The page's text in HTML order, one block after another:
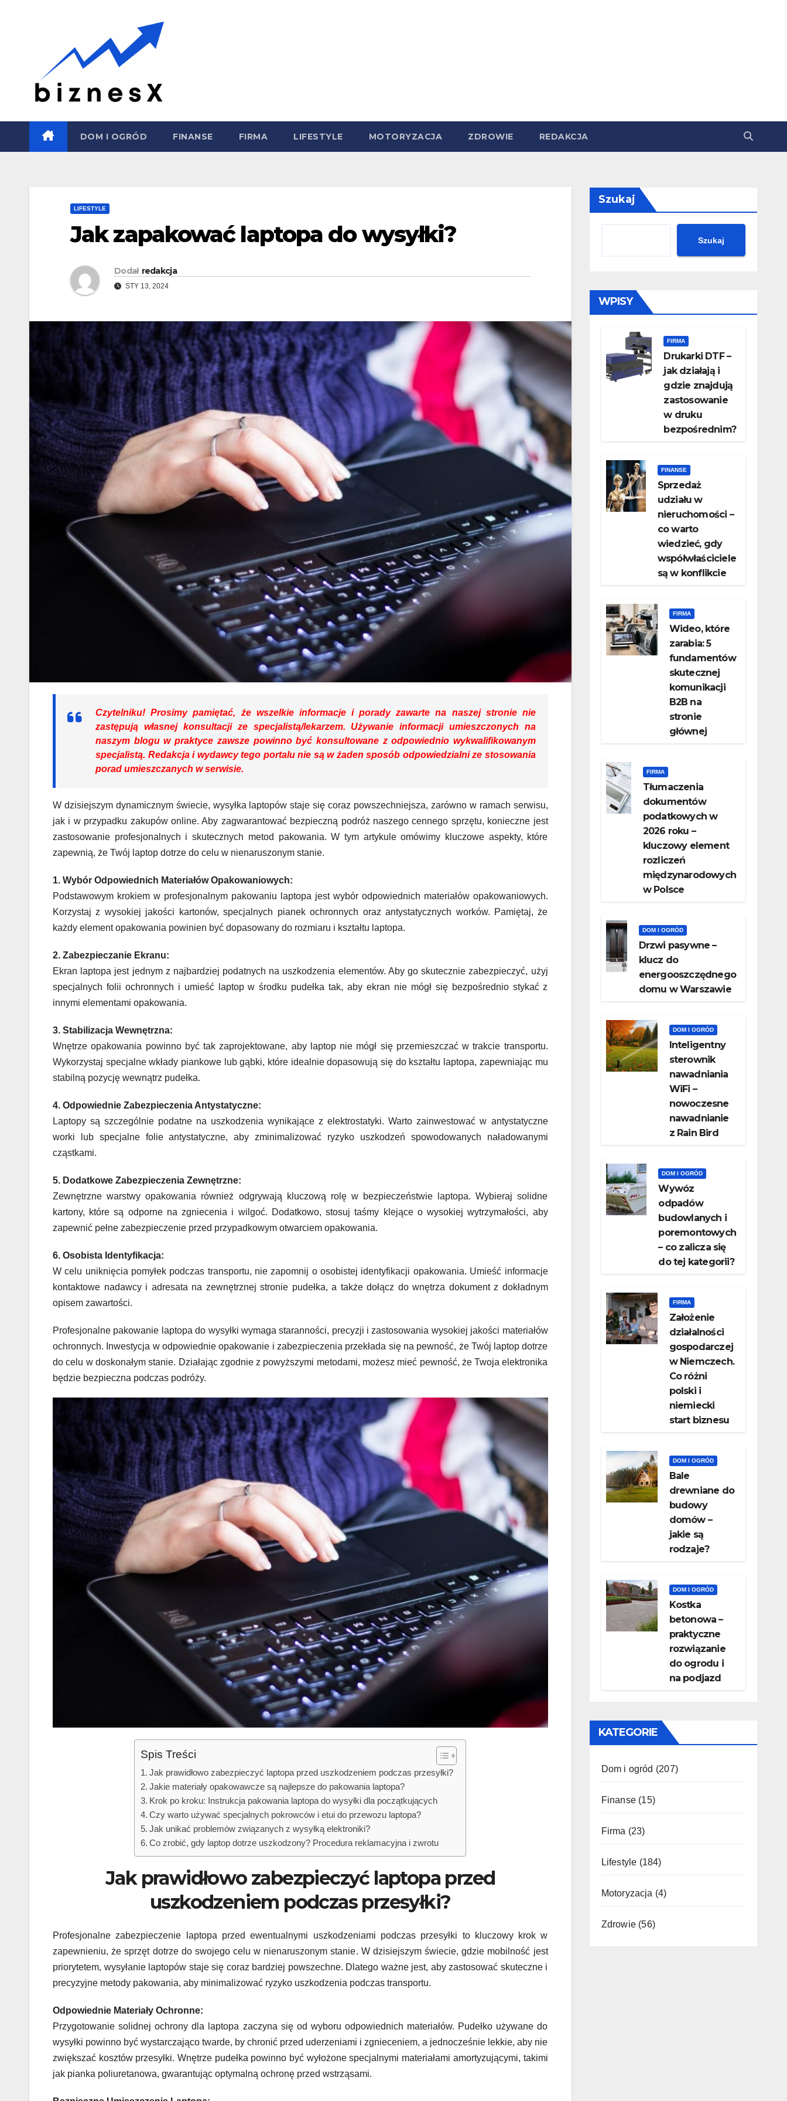
DOM I OGRÓD FINANSE FIRMA LIFESTYLE MOTORYZACJA ZDROWIE REDAKCJA
LIFESTYLE
Jak zapakować laptopa do wysyłki?
Dodał redakcja
STY 13, 2024
Czytelniku! Prosimy pamiętać, że wszelkie informacje i porady zawarte na naszej stronie nie
zastępują własnej konsultacji ze specjalistą/lekarzem. Używanie informacji umieszczonych na
naszym blogu w praktyce zawsze powinno być konsultowane z odpowiednio wykwalifikowanym
specjalistą. Redakcja i wydawcy tego portalu nie są w żaden sposób odpowiedzialni ze stosowania
porad umieszczanych w serwisie.
W dzisiejszym dynamicznym świecie, wysyłka laptopów staje się coraz powszechniejsza, zarówno w ramach serwisu,
jak i w przypadku zakupów online. Aby zagwarantować bezpieczną podróż naszego cennego sprzętu, konieczne jest
zastosowanie profesjonalnych i skutecznych metod pakowania. W tym artykule omówimy kluczowe aspekty, które
zapewnią, że Twój laptop dotrze do celu w nienaruszonym stanie.
1. Wybór Odpowiednich Materiałów Opakowaniowych:
Podstawowym krokiem w profesjonalnym pakowaniu laptopa jest wybór odpowiednich materiałów opakowaniowych.
Korzystaj z wysokiej jakości kartonów, specjalnych pianek ochronnych oraz antystatycznych worków. Pamiętaj, że
każdy element opakowania powinien być dopasowany do rozmiaru i kształtu laptopa.
2. Zabezpieczanie Ekranu:
Ekran laptopa jest jednym z najbardziej podatnych na uszkodzenia elementów. Aby go skutecznie zabezpieczyć, użyj
specjalnych folii ochronnych i umieść laptop w środku pudełka tak, aby ekran nie mógł się bezpośrednio stykać z
innymi elementami opakowania.
3. Stabilizacja Wewnętrzna:
Wnętrze opakowania powinno być tak zaprojektowane, aby laptop nie mógł się przemieszczać w trakcie transportu.
Wykorzystaj specjalne wkłady piankowe lub gąbki, które idealnie dopasowują się do kształtu laptopa, zapewniając mu
stabilną pozycję wewnątrz pudełka.
4. Odpowiednie Zabezpieczenia Antystatyczne:
Laptopy są szczególnie podatne na uszkodzenia wynikające z elektrostatyki. Warto zainwestować w antystatyczne
worki lub specjalne folie antystatyczne, aby zminimalizować ryzyko uszkodzeń spowodowanych naładowanymi
cząstkami.
5. Dodatkowe Zabezpieczenia Zewnętrzne:
Zewnętrzne warstwy opakowania również odgrywają kluczową rolę w bezpieczeństwie laptopa. Wybieraj solidne
kartony, które są odporne na zgniecenia i wilgoć. Dodatkowo, stosuj taśmy klejące o wysokiej wytrzymałości, aby
zapewnić pełne zabezpieczenie przed przypadkowym otwarciem opakowania.
6. Osobista Identyfikacja:
W celu uniknięcia pomyłek podczas transportu, nie zapomnij o osobistej identyfikacji opakowania. Umieść informacje
kontaktowe nadawcy i adresata na zewnętrznej stronie pudełka, a także dołącz do wnętrza dokument z dokładnym
opisem zawartości.
Profesjonalne pakowanie laptopa do wysyłki wymaga staranności, precyzji i zastosowania wysokiej jakości materiałów
ochronnych. Inwestycja w odpowiednie opakowanie i zabezpieczenia przekłada się na pewność, że Twój laptop dotrze
do celu w doskonałym stanie. Działając zgodnie z powyższymi metodami, możesz mieć pewność, że Twoja elektronika
będzie bezpieczna podczas podróży.
Spis Treści
Jak prawidłowo zabezpieczyć laptopa przed uszkodzeniem podczas przesyłki?
Jakie materiały opakowawcze są najlepsze do pakowania laptopa?
Krok po kroku: Instrukcja pakowania laptopa do wysyłki dla początkujących
Czy warto używać specjalnych pokrowców i etui do przewozu laptopa?
Jak unikać problemów związanych z wysyłką elektroniki?
Co zrobić, gdy laptop dotrze uszkodzony? Procedura reklamacyjna i zwrotu
Jak prawidłowo zabezpieczyć laptopa przed
uszkodzeniem podczas przesyłki?
Profesjonalne zabezpieczenie laptopa przed ewentualnymi uszkodzeniami podczas przesyłki to kluczowy krok w
zapewnieniu, że sprzęt dotrze do swojego celu w nienaruszonym stanie. W dzisiejszym świecie, gdzie mobilność jest
priorytetem, wysyłanie laptopów staje się coraz bardziej powszechne. Dlatego ważne jest, aby zastosować skuteczne i
precyzyjne metody pakowania, aby minimalizować ryzyko uszkodzenia podczas transportu.
Odpowiednie Materiały Ochronne:
Przygotowanie solidnej ochrony dla laptopa zaczyna się od wyboru odpowiednich materiałów. Pudełko używane do
wysyłki powinno być wystarczająco twarde, by chronić przed uderzeniami i zgnieceniem, a jednocześnie lekkie, aby nie
zwiększać kosztów przesyłki. Wnętrze pudełka powinno być wyłożone specjalnymi materiałami amortyzującymi, takimi
jak pianka poliuretanowa, gwarantując optymalną ochronę przed wstrząsami.
Szukaj
Szukaj
WPISY
FIRMA
Drukarki DTF –
jak działają i
gdzie znajdują
zastosowanie
w druku
bezpośrednim?
FINANSE
Sprzedaż
udziału w
nieruchomości –
co warto
wiedzieć, gdy
współwłaściciele
są w konflikcie
FIRMA
Wideo, które
zarabia: 5
fundamentów
skutecznej
komunikacji
B2B na
stronie
głównej
FIRMA
Tłumaczenia
dokumentów
podatkowych w
2026 roku –
kluczowy element
rozliczeń
międzynarodowych
w Polsce
DOM I OGRÓD
Drzwi pasywne –
klucz do
energooszczędnego
domu w Warszawie
DOM I OGRÓD
Inteligentny
sterownik
nawadniania
WiFi –
nowoczesne
nawadnianie
z Rain Bird
DOM I OGRÓD
Wywóz
odpadów
budowlanych i
poremontowych
– co zalicza się
do tej kategorii?
FIRMA
Założenie
działalności
gospodarczej
w Niemczech.
Co różni
polski i
niemiecki
start biznesu
DOM I OGRÓD
Bale
drewniane do
budowy
domów –
jakie są
rodzaje?
DOM I OGRÓD
Kostka
betonowa –
praktyczne
rozwiązanie
do ogrodu i
na podjazd
KATEGORIE
Dom i ogród (207)
Finanse(15)
Firma (23)
Lifestyle (184)
Motoryzacja (4)
Zdrowie(56)